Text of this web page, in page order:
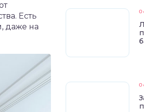
Есть
даже на
0
0